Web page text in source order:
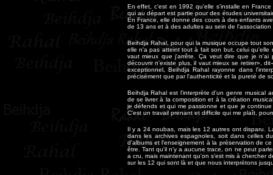
En effet, c'est en 1992 qu'elle s'installe en
qui au départ est partie pour des études
En France, elle donne des cours à des enfants
de 13 ans et à des adultes au sein de
Beihdja Rahal, pour qui la musique occupe tout
elle n'a pas atteint tout à fait son but, celui qu'elle
vaut mieux que j'arrête. Ça veut dire que je n'ai
découvrir n'existe plus, il vaut mieux se retirer»,
exceptionnel, Beihdja Rahal rayonne dans
précisément que par l'authenticité et la pureté de
Beihdja Rahal est l'interprète d'un genre musical
de se livrer à la composition et à la création
je défends et qui me passionne et que je
C'est un travail prenant et difficile qui me plaît,
Il y a 24 noubas, mais les 12 autres ont disparu.
dans les archives espagnoles, soit dans celles
d'albums et l'enseignement à la préservation de
être. Tant qu'il n'y a aucune trace, on ne peut
a cru, mais maintenant qu'on s'est mis à chercher
sur les 12 qui sont là et que nous interprétons